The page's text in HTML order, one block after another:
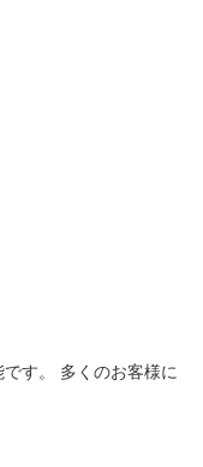
す。 多くのお客様に